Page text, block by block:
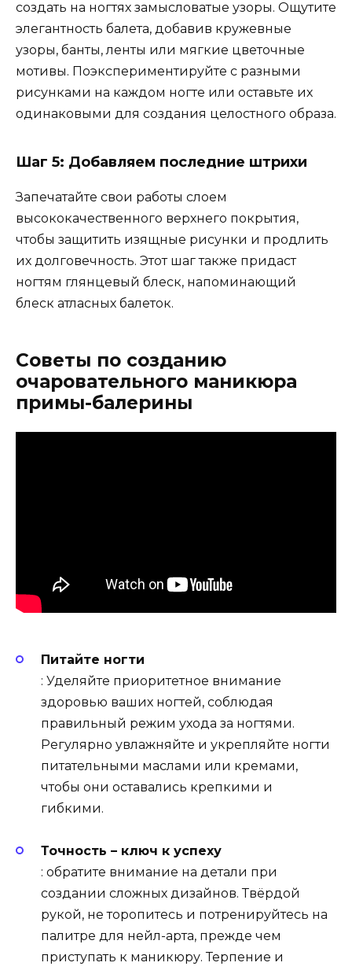
создать на ногтях замысловатые узоры. Ощутите
элегантность балета, добавив кружевные
узоры, банты, ленты или мягкие цветочные
мотивы. Поэкспериментируйте с разными
рисунками на каждом ногте или оставьте их
одинаковыми для создания целостного образа.
Шаг 5: Добавляем последние штрихи
Запечатайте свои работы слоем
высококачественного верхнего покрытия,
чтобы защитить изящные рисунки и продлить
их долговечность. Этот шаг также придаст
ногтям глянцевый блеск, напоминающий
блеск атласных балеток.
Советы по созданию
очаровательного маникюра
примы-балерины
Питайте ногти
: Уделяйте приоритетное внимание
здоровью ваших ногтей, соблюдая
правильный режим ухода за ногтями.
Регулярно увлажняйте и укрепляйте ногти
питательными маслами или кремами,
чтобы они оставались крепкими и
гибкими.
Точность – ключ к успеху
: обратите внимание на детали при
создании сложных дизайнов. Твёрдой
рукой, не торопитесь и потренируйтесь на
палитре для нейл-арта, прежде чем
приступать к маникюру. Терпение и